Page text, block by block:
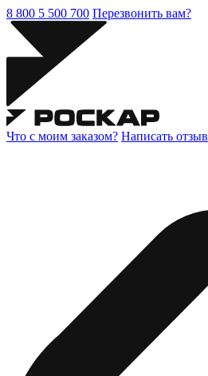
8 800 5 500 700 Перезвонить вам?
Что с моим заказом? Написать отзыв